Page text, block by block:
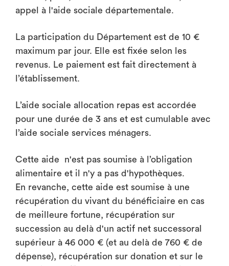
appel à l'aide sociale départementale.
La participation du Département est de 10 €
maximum par jour. Elle est fixée selon les
revenus. Le paiement est fait directement à
l’établissement.
L’aide sociale allocation repas est accordée
pour une durée de 3 ans et est cumulable avec
l’aide sociale services ménagers.
Cette aide n'est pas soumise à l’obligation
alimentaire et il n'y a pas d'hypothèques.
En revanche, cette aide est soumise à une
récupération du vivant du bénéficiaire en cas
de meilleure fortune, récupération sur
succession au delà d'un actif net successoral
supérieur à 46 000 € (et au delà de 760 € de
dépense), récupération sur donation et sur le